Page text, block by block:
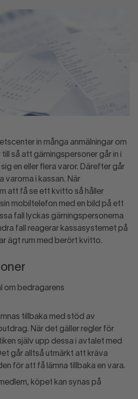
in många anmälningar om
så att gärningspersoner går in i
en eller flera varor. Därefter går
varorna i kassan. När
att få se ett kvitto så håller
mobiltelefon med en bild på ett
fall lyckas gärningspersonerna
fall reagerar kassasystemet på
ägt rum med berört kvitto.
om bedragarens
tillbaka med stöd av
När det gäller regler för
själv upp dessa i avtalet med
går alltså utmärkt att kräva
för att få lämna tillbaka en vara.
köpet kan synas på